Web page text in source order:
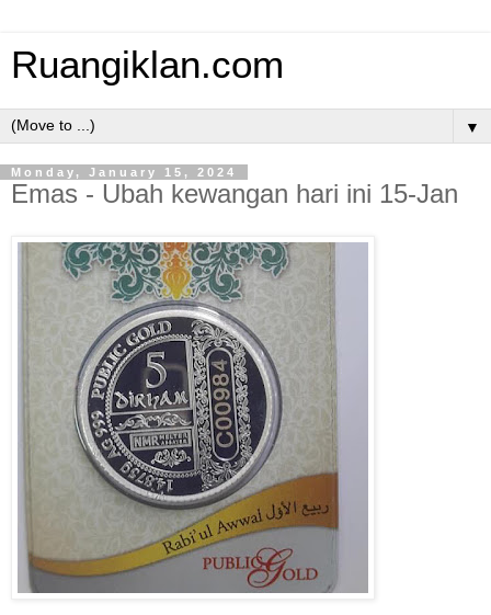
Ruangiklan.com
▼
Monday, January 15, 2024
Emas - Ubah kewangan hari ini 15-Jan